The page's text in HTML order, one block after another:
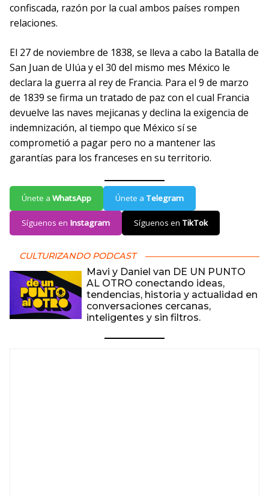
confiscada, razón por la cual ambos países rompen
relaciones.
El 27 de noviembre de 1838, se lleva a cabo la Batalla de
San Juan de Ulúa y el 30 del mismo mes México le
declara la guerra al rey de Francia. Para el 9 de marzo
de 1839 se firma un tratado de paz con el cual Francia
devuelve las naves mejicanas y declina la exigencia de
indemnización, al tiempo que México sí se
comprometió a pagar pero no a mantener las
garantías para los franceses en su territorio.
Únete a WhatsApp Únete a Telegram
Síguenos en Instagram Síguenos en TikTok
CULTURIZANDO PODCAST
Mavi y Daniel van DE UN PUNTO
AL OTRO conectando ideas,
tendencias, historia y actualidad en
conversaciones cercanas,
inteligentes y sin filtros.